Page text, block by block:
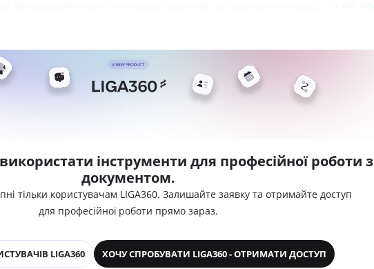
інструменти для професійної роботи з
документом.
тільки користувачам LIGA360. Залишайте заявку та отримайте доступ
для професійної роботи прямо зараз.
LIGA360 ХОЧУ СПРОБУВАТИ LIGA360 - ОТРИМАТИ ДОСТУП